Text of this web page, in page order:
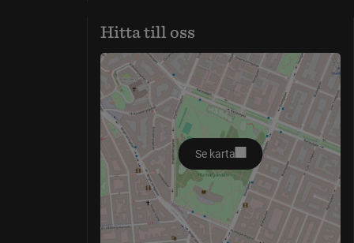
Hitta till oss
Se karta
öppnas i nytt fönster